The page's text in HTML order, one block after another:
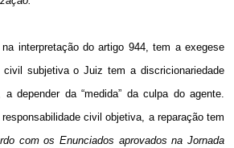
interpretação do artigo 944, tem a exegese
civil subjetiva o Juiz tem a discricionariedade
depender da “medida” da culpa do agente.
civil objetiva, a reparação tem
com os Enunciados aprovados na Jornada